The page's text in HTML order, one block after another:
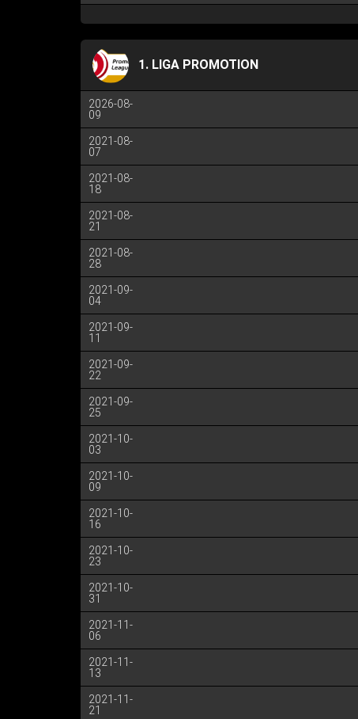
1. LIGA PROMOTION
2026-08-
09
2021-08-
07
2021-08-
18
2021-08-
21
2021-08-
28
2021-09-
04
2021-09-
11
2021-09-
22
2021-09-
25
2021-10-
03
2021-10-
09
2021-10-
16
2021-10-
23
2021-10-
31
2021-11-
06
2021-11-
13
2021-11-
21